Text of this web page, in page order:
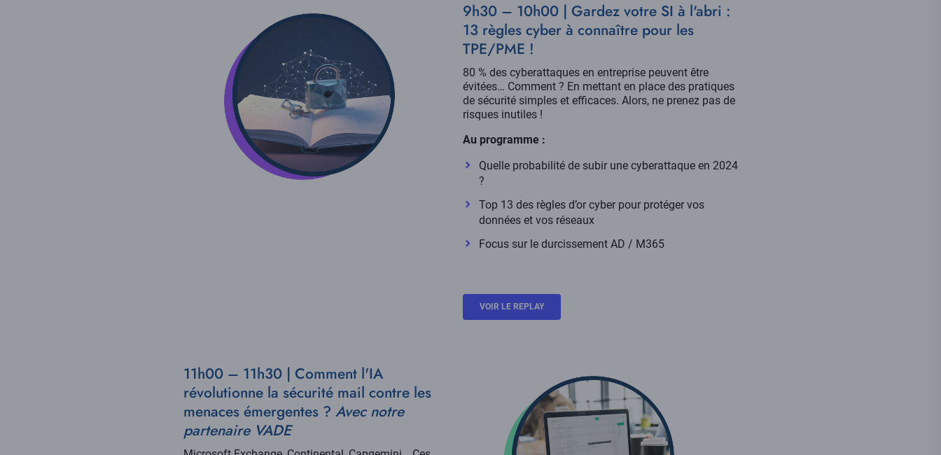
9h30 – 10h00 | Gardez votre SI à l'abri :
13 règles cyber à connaître pour les
TPE/PME !
80 % des cyberattaques en entreprise peuvent être
évitées… Comment ? En mettant en place des pratiques
de sécurité simples et efficaces. Alors, ne prenez pas de
risques inutiles !
Au programme :
Quelle probabilité de subir une cyberattaque en 2024
?
Top 13 des règles d’or cyber pour protéger vos
données et vos réseaux
Focus sur le durcissement AD / M365
VOIR LE REPLAY
11h00 – 11h30 | Comment l'IA
révolutionne la sécurité mail contre les
menaces émergentes ? Avec notre
partenaire VADE